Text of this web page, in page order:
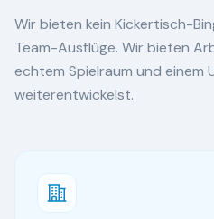
Wir bieten kein Kickertisch-
Team-Ausflüge. Wir bieten
echtem Spielraum und einem
weiterentwickelst.